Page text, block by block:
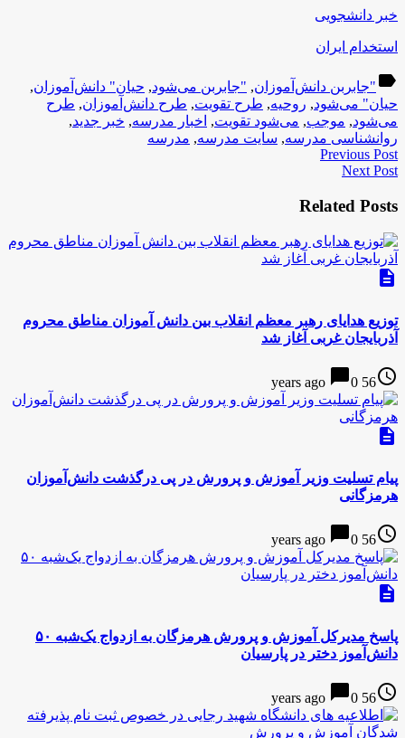
خبر دانشجویی
استخدام ایران
label "جابربن دانش‌آموزان, "جابربن می‌شود, حیان" دانش‌آموزان,
حیان" می‌شود, روحیه, طرح تقویت, طرح دانش‌آموزان, طرح
می‌شود, موجب, می‌شود تقویت, اخبار مدرسه, خبر جدید,
روانشناسی مدرسه, سایت مدرسه, مدرسه
Previous Post
Next Post
Related Posts
description
توزیع هدایای رهبر معظم انقلاب بین دانش آموزان مناطق محروم
آذربایجان غربی آغاز شد
access_time
56 years ago
chat_bubble0
description
پیام تسلیت وزیر آموزش و پرورش در پی درگذشت دانش‌آموزان
هرمزگانی
access_time
56 years ago
chat_bubble0
description
پاسخ مدیرکل آموزش و پرورش هرمزگان به ازدواج یک‌شبه ۵۰
دانش‌آموز دختر در پارسیان
access_time
56 years ago
chat_bubble0